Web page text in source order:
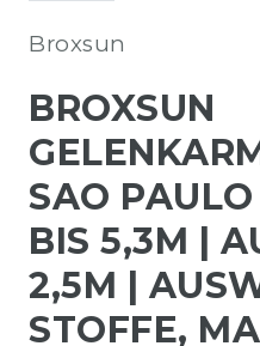
Broxsun
BROXSUN
SAO
BIS 5,3M |
2,5M |
STOFFE,